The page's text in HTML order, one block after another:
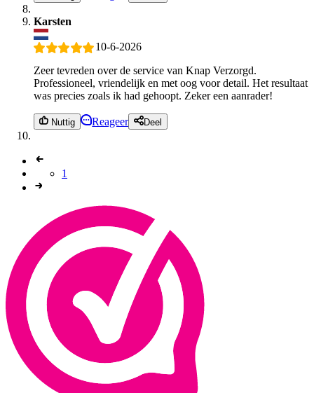
Karsten
10-6-2026
Zeer tevreden over de service van Knap Verzorgd.
Professioneel, vriendelijk en met oog voor detail. Het resultaat
was precies zoals ik had gehoopt. Zeker een aanrader!
Nuttig Reageer Deel
1